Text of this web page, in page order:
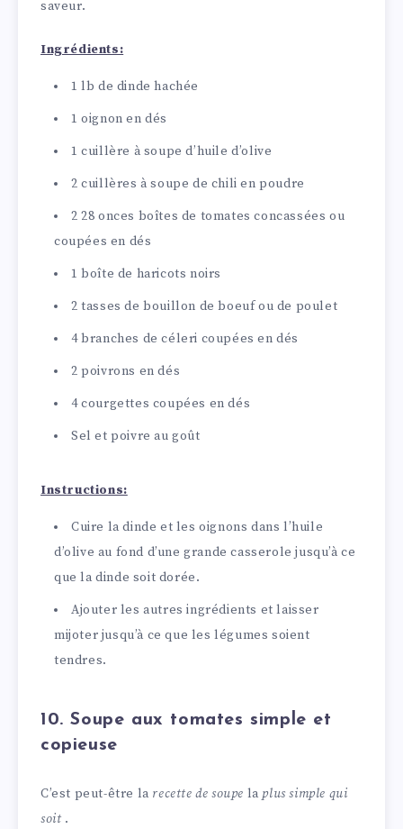
saveur.
Ingrédients:
1 lb de dinde hachée
1 oignon en dés
1 cuillère à soupe d’huile d’olive
2 cuillères à soupe de chili en poudre
2 28 onces boîtes de tomates concassées ou
coupées en dés
1 boîte de haricots noirs
2 tasses de bouillon de boeuf ou de poulet
4 branches de céleri coupées en dés
2 poivrons en dés
4 courgettes coupées en dés
Sel et poivre au goût
Instructions:
Cuire la dinde et les oignons dans l’huile
d’olive au fond d’une grande casserole jusqu’à ce
que la dinde soit dorée.
Ajouter les autres ingrédients et laisser
mijoter jusqu’à ce que les légumes soient
tendres.
10. Soupe aux tomates simple et
copieuse
C’est peut-être la recette de soupe la plus simple qui
soit.